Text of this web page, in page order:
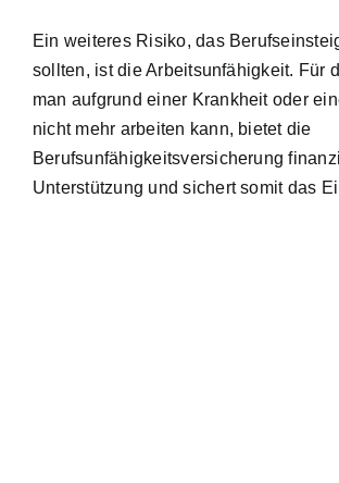
Ein weiteres Risiko, das
sollten, ist die Arbeitsunfähigkeit. Für
man aufgrund einer Krankheit oder
nicht mehr arbeiten kann, bietet die
Berufsunfähigkeitsversicherung
Unterstützung und sichert somit das